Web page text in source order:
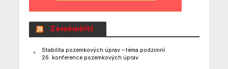
Zeměměřič
Stabilita pozemkových úprav – téma podzimní
26. konference pozemkových úprav